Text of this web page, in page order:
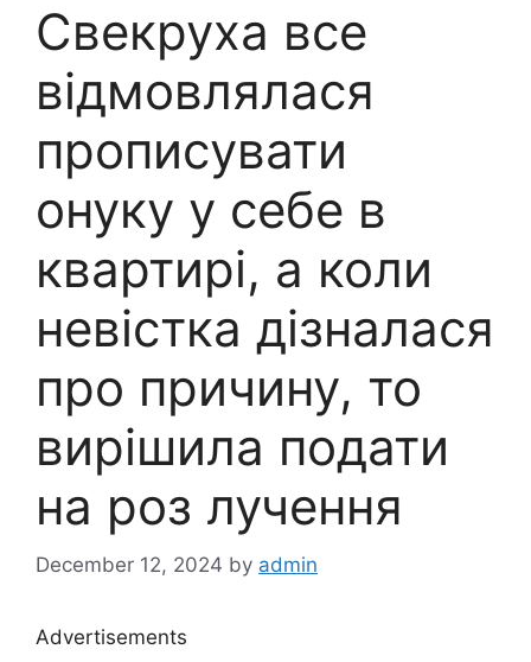
Свекруха все
відмовлялася
прописувати
онуку у себе в
квартирі, а коли
невістка дізналася
про причину, то
вирішила подати
на роз лучення
December 12, 2024 by admin
Advertisements